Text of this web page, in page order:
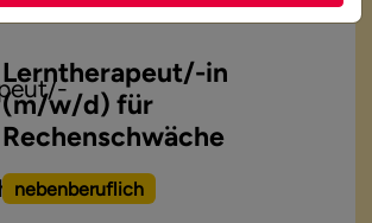
Lerntherapeut/-in
(m/w/d) für
Rechenschwäche
nebenberuflich